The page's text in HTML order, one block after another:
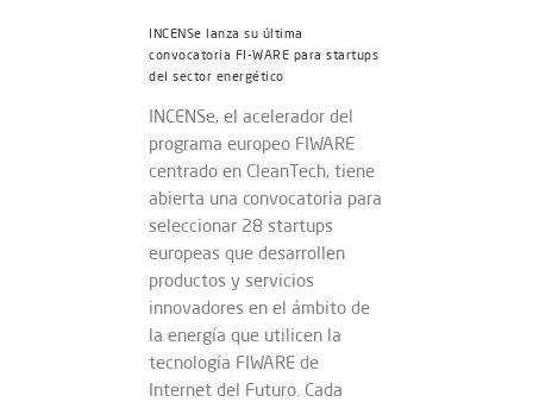
INCENSe lanza su última
convocatoria FI-WARE para startups
del sector energético
INCENSe, el acelerador del
programa europeo FIWARE
centrado en CleanTech, tiene
abierta una convocatoria para
seleccionar 28 startups
europeas que desarrollen
productos y servicios
innovadores en el ámbito de
la energía que utilicen la
tecnología FIWARE de
Internet del Futuro. Cada